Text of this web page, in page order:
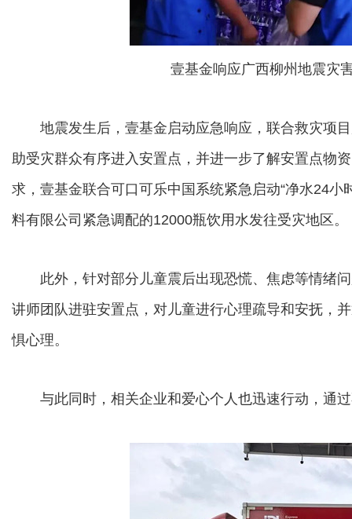
壹基金响应广西柳州地震灾
地震发生后，壹基金启动应急响应，联合救灾项目
助受灾群众有序进入安置点，并进一步了解安置点物
求，壹基金联合可口可乐中国系统紧急启动“净水24
料有限公司紧急调配的12000瓶饮用水发往受灾地区。
此外，针对部分儿童震后出现恐慌、焦虑等情绪问
讲师团队进驻安置点，对儿童进行心理疏导和安抚，
惧心理。
与此同时，相关企业和爱心个人也迅速行动，通过